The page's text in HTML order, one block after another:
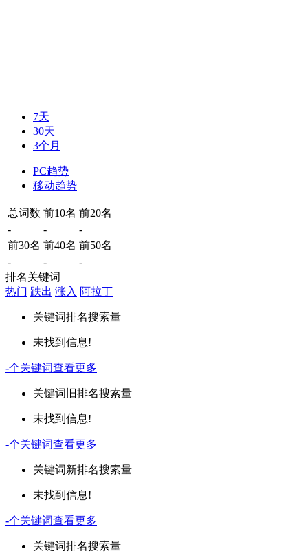
7天
30天
3个月
PC趋势
移动趋势
总词数 前10名 前20名
-
-
-
前30名 前40名 前50名
-
-
-
排名关键词
热门 跌出 涨入 阿拉丁
关键词排名搜索量
未找到信息!
-个关键词查看更多
关键词 旧排名搜索量
未找到信息!
-个关键词查看更多
关键词新排名搜索量
未找到信息!
-个关键词查看更多
关键词排名搜索量